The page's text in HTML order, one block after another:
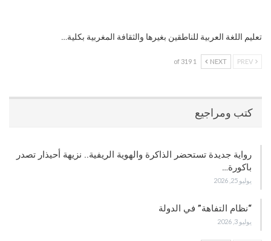
تعليم اللغة العربية للناطقين بغيرها والثقافة المغربية بكلية…
NEXT
1 of 319
كتب ومراجيع
رواية جديدة تستحضر الذاكرة والهوية الريفية.. نزيهة أحيذار تصدر
باكورة…
يوليو 25, 2026
“نظام التفاهة” في الدولة
يوليو 3, 2026